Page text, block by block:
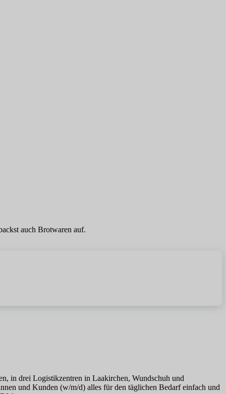
auch Brotwaren auf.
in drei Logistikzentren in Laakirchen, Wundschuh und
und Kunden (w/m/d) alles für den täglichen Bedarf einfach und